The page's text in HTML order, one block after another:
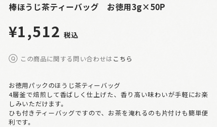
棒ほうじ茶ティーバッグ お徳用3g×50P
¥1,512 税込
この商品に関する問い合わせは こちら
お徳用パックのほうじ茶ティーバッグ
4層釜で焙煎して香ばしく仕上げた、香り高い味わいが手軽にお楽
しみいただけます。
ひも付きティーバッグですので、お茶を淹れるのも片付けも簡単便
利です。